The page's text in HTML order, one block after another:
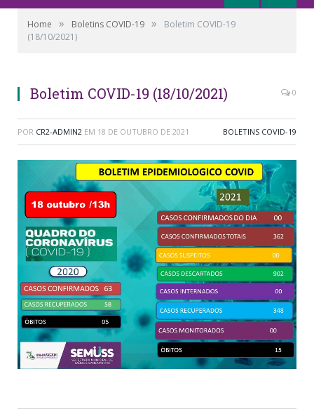
Home » Boletins COVID-19 »
Boletim COVID-19
(18/10/2021)
Boletim COVID-19 (18/10/2021) 0
POR CR2-ADMIN2 EM 18 DE OUTUBRO DE 2021 BOLETINS COVID-19